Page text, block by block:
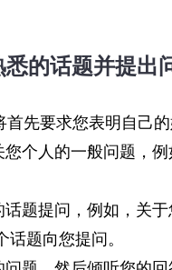
的话题并提出
先要求您表明自己的
个人的一般问题，
题提问，例如，关
话题向您提问。